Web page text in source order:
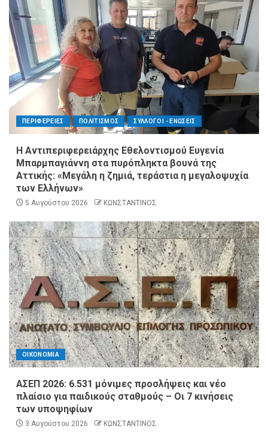
ΠΕΡΙΦΕΡΕΙΕΣ ΠΟΛΙΤΙΣΜΟΣ ΣΥΛΛΟΓΟΙ - ΕΝΩΣΕΙΣ
Η Αντιπεριφερειάρχης Εθελοντισμού Ευγενία
Μπαρμπαγιάννη στα πυρόπληκτα βουνά της
Αττικής: «Μεγάλη η ζημιά, τεράστια η μεγαλοψυχία
των Ελλήνων»
5 Αυγούστου 2026 ΚΩΝΣΤΑΝΤΙΝΟΣ
ΟΙΚΟΝΟΜΙΑ
ΑΣΕΠ 2026: 6.531 μόνιμες προσλήψεις και νέο
πλαίσιο για παιδικούς σταθμούς – Οι 7 κινήσεις
των υποψηφίων
3 Αυγούστου 2026 ΚΩΝΣΤΑΝΤΙΝΟΣ